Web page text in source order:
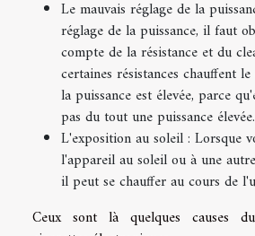
Le mauvais réglage de la
réglage de la puissance, il faut
compte de la résistance et du
certaines résistances chauffent
la puissance est élevée, parce
pas du tout une puissance élevée.
L'exposition au soleil : Lorsque
l'appareil au soleil ou à une
il peut se chauffer au cours de
Ceux sont là quelques causes